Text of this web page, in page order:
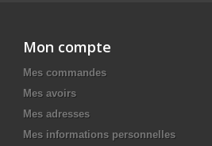
Mon compte
Mes commandes
Mes avoirs
Mes adresses
Mes informations personnelles